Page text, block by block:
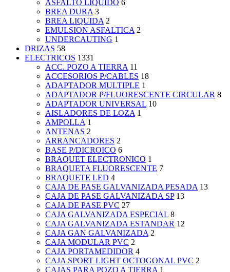
ASFALTO LIQUIDO 6
BREA DURA 3
BREA LIQUIDA 2
EMULSION ASFALTICA 2
UNDERCAUTING 1
DRIZAS 58
ELECTRICOS 1331
ACC. POZO A TIERRA 11
ACCESORIOS P/CABLES 18
ADAPTADOR MULTIPLE 1
ADAPTADOR P/FLUORESCENTE CIRCULAR 8
ADAPTADOR UNIVERSAL 10
AISLADORES DE LOZA 1
AMPOLLA 1
ANTENAS 2
ARRANCADORES 2
BASE P/DICROICO 6
BRAQUET ELECTRONICO 1
BRAQUETA FLUORESCENTE 7
BRAQUETE LED 4
CAJA DE PASE GALVANIZADA PESADA 13
CAJA DE PASE GALVANIZADA SP 13
CAJA DE PASE PVC 27
CAJA GALVANIZADA ESPECIAL 8
CAJA GALVANIZADA ESTANDAR 12
CAJA GAN GALVANIZADA 2
CAJA MODULAR PVC 2
CAJA PORTAMEDIDOR 4
CAJA SPORT LIGHT OCTOGONAL PVC 2
CAJAS PARA POZO A TIERRA 1